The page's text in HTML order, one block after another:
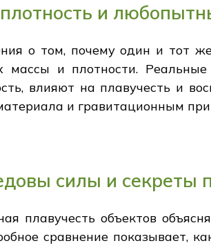
и
о том, почему один и тот
массы и плотности.
влияют на плавучесть и
и гравитационным
силы и секреты
плавучесть объектов
сравнение показывает,